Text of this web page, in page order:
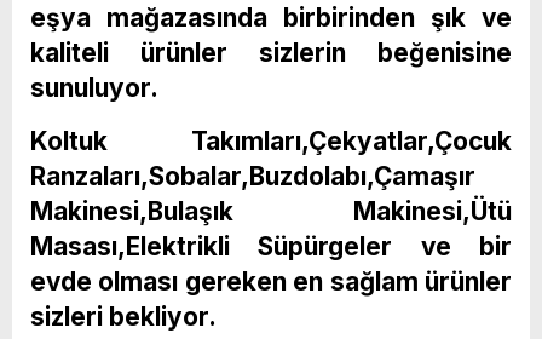
eşya mağazasında birbirinden şık ve
kaliteli ürünler sizlerin beğenisine
sunuluyor.
Koltuk Takımları,Çekyatlar,Çocuk
Ranzaları,Sobalar,Buzdolabı,Çamaşır
Makinesi,Bulaşık Makinesi,Ütü
Masası,Elektrikli Süpürgeler ve bir
evde olması gereken en sağlam ürünler
sizleri bekliyor.